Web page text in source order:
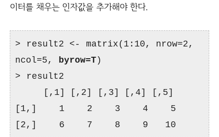
이터를 채우는 인자값을 추가해야 한다.
> result2 <- matrix(1:10, nrow=2,
ncol=5,
byrow=T)
> result2
[,1] [,2] [,3] [,4] [,5]
[1,] 1 2 3 4 5
[2,] 6 7 8 9 10